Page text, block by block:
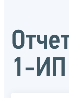
1-ИП